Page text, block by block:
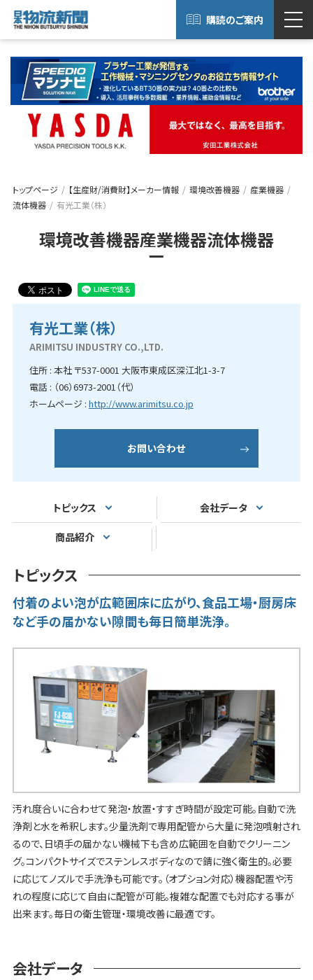
購読のご案内
トップページ 【生産財/消費財】メーカー情報 環境改善機器
産業機器
流体機器
有光工業（株）
環境改善機器産業機器流体機器
有光工業（株）
ARIMITSU INDUSTRY CO.,LTD.
住所 : 本社 〒537-0001 大阪市東成区深江北1-3-7
電話 : （06）6973-2001（代）
ホームページ : http://www.arimitsu.co.jp
お問い合わせ
トピックス 会社データ
商品紹介
トピックス
付着のよい泡が広範囲床に広がり、食品工場・厨房床
など手の届かない隙間も毎日簡単洗浄。
汚れ度合いに合わせて発泡・放置・すすぎ時間が設定可能。自動で洗
浄剤と水を希釈します。少量洗剤で専用配管から大量に発泡噴射され
るので、日頃手の届かない機械下も含め広範囲を自動でクリーニン
グ。コンパクトサイズでステンレスボディなので錆に強く衛生的。必要
に応じてノズルで手洗浄も可能です。（オプション対応）機器配置や汚
れの程度に応じて自由に配管が可能。複雑な配置でも対応する事が
出来ます。毎日の衛生管理・環境改善に最適です。
会社データ